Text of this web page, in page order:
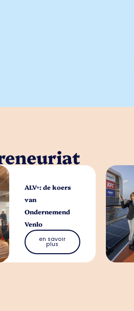
ALV+: de koers
van
Ondernemend
Venlo
en savoir
plus